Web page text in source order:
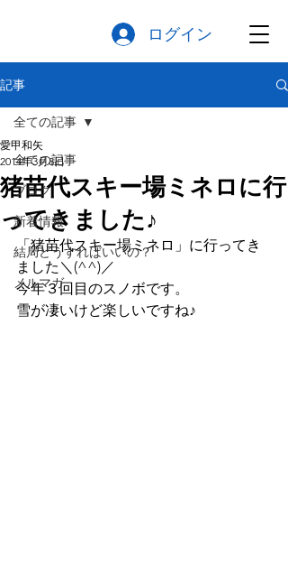
ログイン
記事
全ての記事
ブログ
新着情報
結局どうすればいいの？
メルマガ
全ての記事
猪苗代スキー場ミネロに行
ってきました♪
愛甲和矢
2014年3月8日
「猪苗代スキー場ミネロ」に行ってき
ました＼(^^)／
今年３回目のスノボです。
雪が凄いけど楽しいですね♪